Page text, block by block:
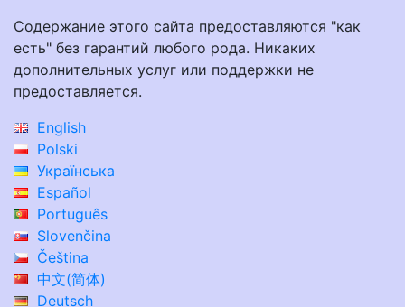
Содержание этого сайта предоставляются "как
есть" без гарантий любого рода. Никаких
дополнительных услуг или поддержки не
предоставляется.
English
Polski
Українська
Español
Português
Slovenčina
Čeština
中文(简体)
Deutsch